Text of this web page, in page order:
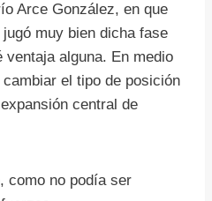
Arce González, en que
muy bien dicha fase
alguna. En medio
el tipo de posición
central de
como no podía ser